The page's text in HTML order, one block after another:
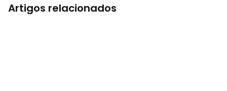
Artigos relacionados